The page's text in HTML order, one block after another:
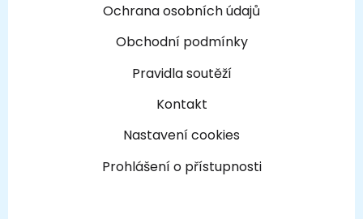
Ochrana osobních údajů
Obchodní podmínky
Pravidla soutěží
Kontakt
Nastavení cookies
Prohlášení o přístupnosti